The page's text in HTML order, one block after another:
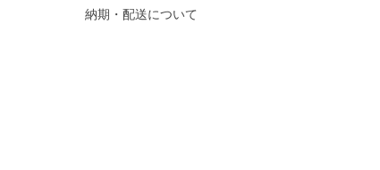
納期・配送について